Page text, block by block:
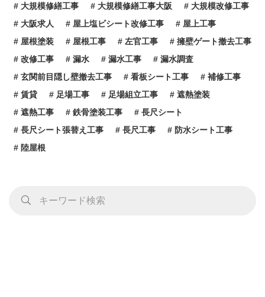
大規模修繕工事
大規模修繕工事大阪
大規模改修工事
大阪求人
屋上塩ビシート改修工事
屋上工事
屋根塗装
屋根工事 左官工事
擁壁ゲート撤去工事
改修工事
漏水 漏水工事
漏水調査
玄関前目隠し壁撤去工事
看板シート工事
補修工事
賃貸
足場工事 足場組立工事
遮熱塗装
遮熱工事
鉄骨塗装工事
長尺シート
長尺シート張替え工事
長尺工事
防水シート工事
陸屋根